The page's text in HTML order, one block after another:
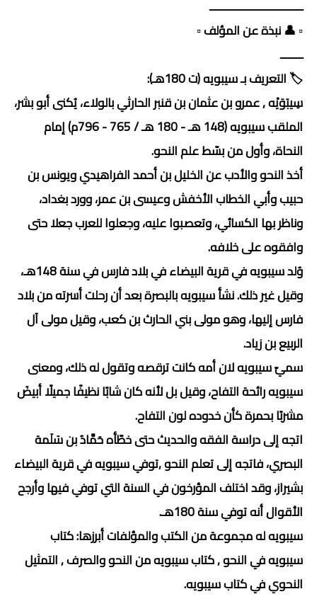
ـــــــــــــــــــــــــــــــــ
▫️ 👤 نبذة عن المؤلف ▫️
ــــــــ
🏷️ التعريف بـ سيبويه (ت 180هـ):
سِيبَوَيْه , عمرو بن عثمان بن قنبر الحارثي بالولاء، يُكنى أبو بشر،
الملقب سيبويه (148 هـ - 180 هـ / 765 - 796م) إمام
النحاة، وأول من بسّط علم النحو.
أخذ النحو والأدب عن الخليل بن أحمد الفراهيدي ويونس بن
حبيب وأبي الخطاب الأخفش وعيسى بن عمر، وورد بغداد،
وناظر بها الكسائي، وتعصبوا عليه، وجعلوا للعرب جعلا حتى
وافقوه على خلافه.
وُلد سيبويه في قرية البيضاء في بلاد فارس في سنة 148هـ،
وقيل غير ذلك. نشأ سيبويه بالبصرة بعد أن رحلت أسرته من بلاد
فارس إليها، وهو مولى بني الحارث بن كعب، وقيل مولى آل
الربيع بن زياد.
سميّ سيبويه لان أمه كانت ترقصه وتقول له ذلك، ومعنى
سيبويه رائحة التفاح، وقيل بل لأنه كان شابًا نظيفًا جميلًا أبيضَ
مشربًا بحمرة كأن خدوده لون التفاح.
اتجه إلى دراسة الفقه والحديث حتى خطّأه حَمَّادُ بن سَلَمة
البصري، فاتجه إلى تعلم النحو ,توفي سيبويه في قرية البيضاء
بشيراز، وقد اختلف المؤرخون في السنة التي توفي فيها وأرجح
الأقوال أنه توفي سنة 180هـ.
سيبويه له مجموعة من الكتب والمؤلفات أبرزها: كتاب
سيبويه في النحو , كتاب سيبويه من النحو والصرف , التمثيل
النحوي في كتاب سيبويه.